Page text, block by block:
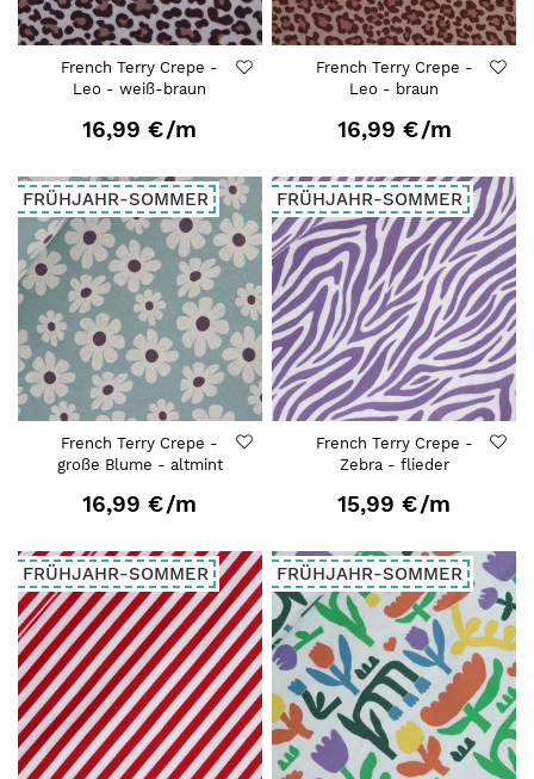
French Terry Crepe -
Leo - weiß-braun
16,99 €/m
French Terry Crepe -
Leo - braun
16,99 €/m
FRÜHJAHR-SOMMER
French Terry Crepe -
große Blume - altmint
16,99 €/m
FRÜHJAHR-SOMMER
French Terry Crepe -
Zebra - flieder
15,99 €/m
FRÜHJAHR-SOMMER FRÜHJAHR-SOMMER